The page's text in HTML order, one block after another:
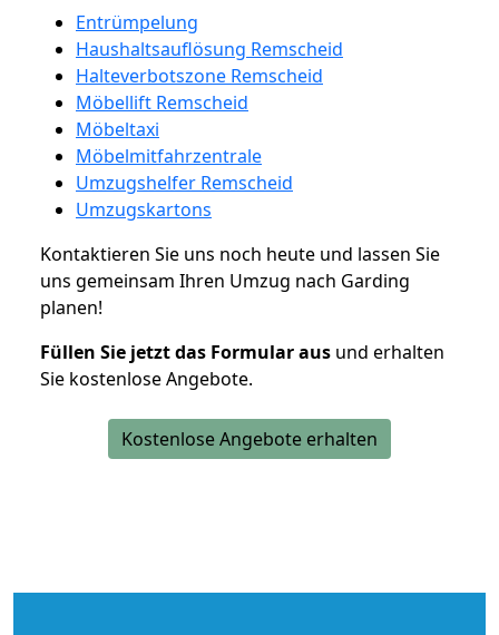
Entrümpelung
Haushaltsauflösung Remscheid
Halteverbotszone Remscheid
Möbellift Remscheid
Möbeltaxi
Möbelmitfahrzentrale
Umzugshelfer Remscheid
Umzugskartons
Kontaktieren Sie uns noch heute und lassen Sie
uns gemeinsam Ihren Umzug nach Garding
planen!
Füllen Sie jetzt das Formular aus und erhalten
Sie kostenlose Angebote.
Kostenlose Angebote erhalten